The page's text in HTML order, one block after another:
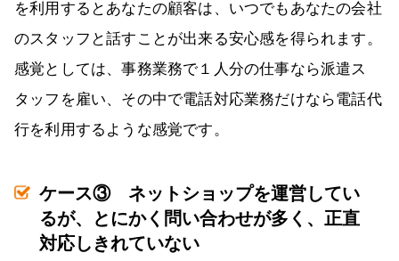
を利用するとあなたの顧客は、いつでもあなたの会社
のスタッフと話すことが出来る安心感を得られます。
感覚としては、事務業務で１人分の仕事なら派遣ス
タッフを雇い、その中で電話対応業務だけなら電話代
行を利用するような感覚です。
ケース③ ネットショップを運営してい
るが、とにかく問い合わせが多く、正直
対応しきれていない